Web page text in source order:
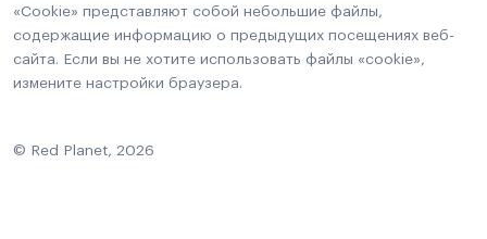
«Cookie» представляют собой небольшие файлы,
содержащие информацию о предыдущих посещениях веб-
сайта. Если вы не хотите использовать файлы «cookie»,
измените настройки браузера.
© Red Planet, 2026